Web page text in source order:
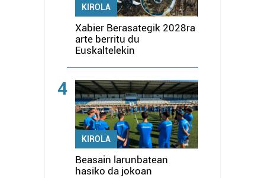
KIROLA
Xabier Berasategik 2028ra
arte berritu du
Euskaltelekin
4
KIROLA
Beasain larunbatean
hasiko da jokoan